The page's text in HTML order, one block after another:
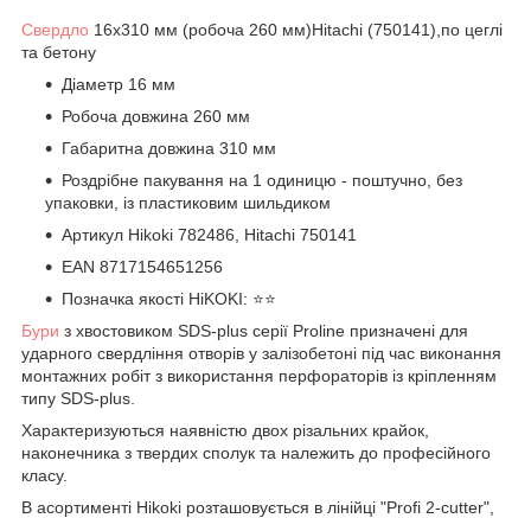
Свердло 16х310 мм (робоча 260 мм)Hitachi (750141),по цеглі
та бетону
Діаметр 16 мм
Робоча довжина 260 мм
Габаритна довжина 310 мм
Роздрібне пакування на 1 одиницю - поштучно, без
упаковки, із пластиковим шильдиком
Артикул Hikoki 782486, Hitachi 750141
EAN 8717154651256
Позначка якості HiKOKI: ⭐️⭐️
Бури з хвостовиком SDS-plus серії Proline призначені для
ударного свердління отворів у залізобетоні під час виконання
монтажних робіт з використання перфораторів із кріпленням
типу SDS-plus.
Характеризуються наявністю двох різальних крайок,
наконечника з твердих сполук та належить до професійного
класу.
В асортименті Hikoki розташовується в лінійці "Profi 2-cutter",